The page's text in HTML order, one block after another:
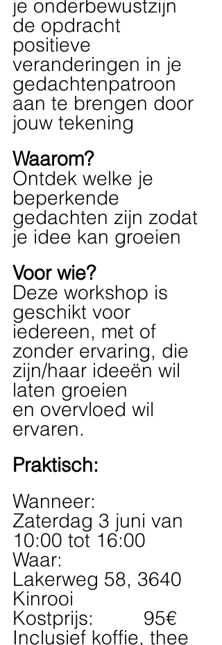
je onderbewustzijn
de opdracht
positieve
veranderingen in je
gedachtenpatroon
aan te brengen door
jouw tekening
Waarom?
Ontdek welke je
beperkende
gedachten zijn zodat
je idee kan groeien
Voor wie?
Deze workshop is
geschikt voor
iedereen, met of
zonder ervaring, die
zijn/haar ideeën wil
laten groeien
en overvloed wil
ervaren.
Praktisch:
Wanneer:
Zaterdag 3 juni van
10:00 tot 16:00
Waar:
Lakerweg 58, 3640
Kinrooi
Kostprijs:         95€
Inclusief koffie, thee